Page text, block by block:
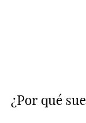
¿Por qué